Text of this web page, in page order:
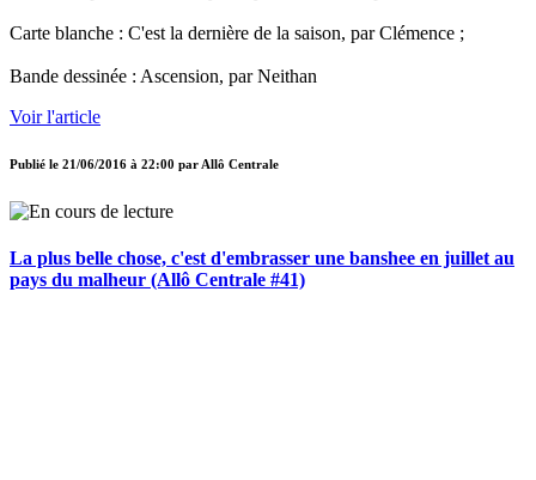
Carte blanche : C'est la dernière de la saison, par Clémence ;
Bande dessinée : Ascension, par Neithan
Voir l'article
Publié le 21/06/2016 à 22:00 par Allô Centrale
La plus belle chose, c'est d'embrasser une banshee en juillet au
pays du malheur (Allô Centrale #41)